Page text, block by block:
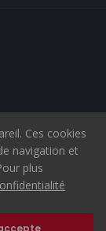
Ces cookies
navigation et
plus